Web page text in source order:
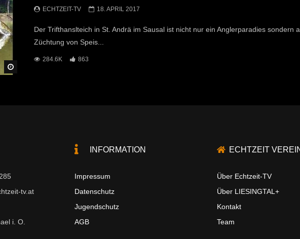
ECHTZEIT-TV 18. APRIL 2017
Der Trifthanslteich in St. Andrä im Sausal ist nicht nur ein Anglerparadies sondern
Züchtung von Speis...
284.6K 863
tv.at
i. O.
INFORMATION
Impressum
Datenschutz
Jugendschutz
AGB
ECHTZEIT
Über Echtzeit-TV
Über LIESINGTAL+
Kontakt
Team